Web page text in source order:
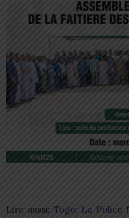
Lire aussi:Togo: La Police